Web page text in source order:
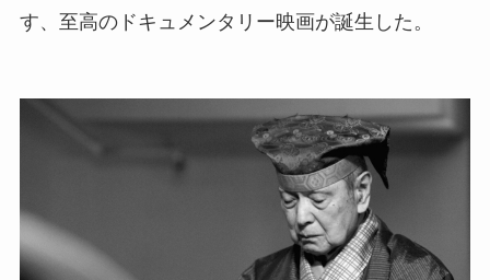
す、至高のドキュメンタリー映画が誕生した。